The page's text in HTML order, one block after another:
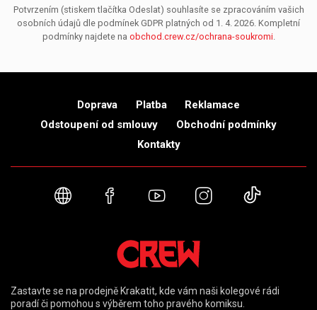
Potvrzením (stiskem tlačítka Odeslat) souhlasíte se zpracováním vašich
osobních údajů dle podmínek GDPR platných od 1. 4. 2026. Kompletní
podmínky najdete na obchod.crew.cz/ochrana-soukromi.
Doprava Platba
Reklamace
Odstoupení od smlouvy
Obchodní podmínky
Kontakty
Webové stránky
FacebookYouTubeInstagram
Zastavte se na prodejně Krakatit, kde vám naši kolegové rádi
poradí či pomohou s výběrem toho pravého komiksu.